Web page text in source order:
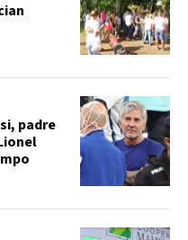
padre